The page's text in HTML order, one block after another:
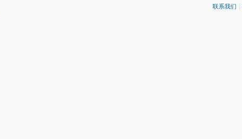
联系我们